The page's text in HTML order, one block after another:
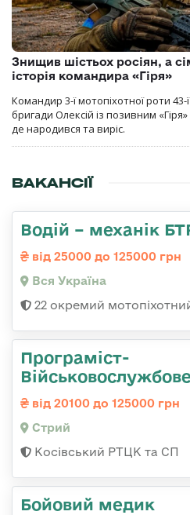
Знищив шістьох росіян, а
історія командира «Гіря»
Командир 3-ї мотопіхотної роти 43-
бригади Олексій із позивним
де народився та виріс.
ВАКАНСІЇ
Водій – механік
від 25000 до 125000 грн
Вся Україна
22 окремий
Програміст-
від 20100 до 125000 грн
Стрий
Косівський РТЦК та СП
Бойовий медик